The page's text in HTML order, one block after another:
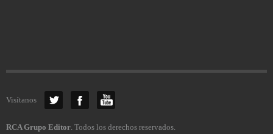
Visítanos
RCA Grupo Editor. Todos los derechos reservados.